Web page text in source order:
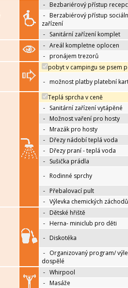
- Bezbariérový přístup
- Berzabiérový přístup
zařízení
- Sanitární zařízení komplet
- Areál kompletne oplocen
- pronájem trezorů
pobyt v campingu se psem
- možnost platby platební
Teplá sprcha v ceně
- Sanitární zařízení vytápěné
- Možnost vaření pro hosty
- Mrazák pro hosty
- Dřezy nádobí teplá voda
- Dřezy praní - teplá voda
- Sušička prádla
- Rodinné sprchy
- Přebalovací pult
- Výlevka chemických záchodů
- Dětské hřiště
- Herna- miniclub pro děti
- Diskotéka
- Organizovaný program/
dospělé
- Whirpool
- Masáže